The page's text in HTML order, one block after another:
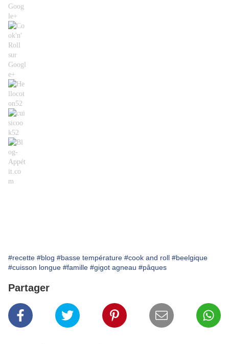
#recette #blog #basse température #cook and roll #beelgique
#cuisson longue #famille #gigot agneau #pâques
Partager